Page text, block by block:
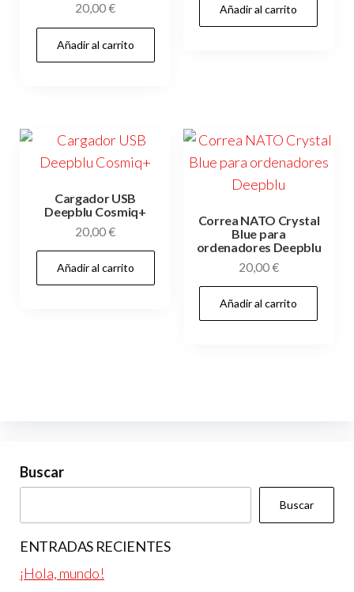
20,00€
Añadir al carrito
Añadir al carrito
Cargador USB
Deepblu Cosmiq+
20,00€
Añadir al carrito
Correa NATO Crystal
Blue para
ordenadores Deepblu
20,00€
Añadir al carrito
Buscar
Buscar
ENTRADAS RECIENTES
¡Hola, mundo!